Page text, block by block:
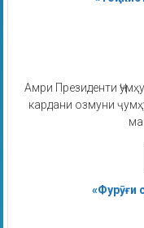
Амри Президенти
кардани озмуни
«Фурӯғи